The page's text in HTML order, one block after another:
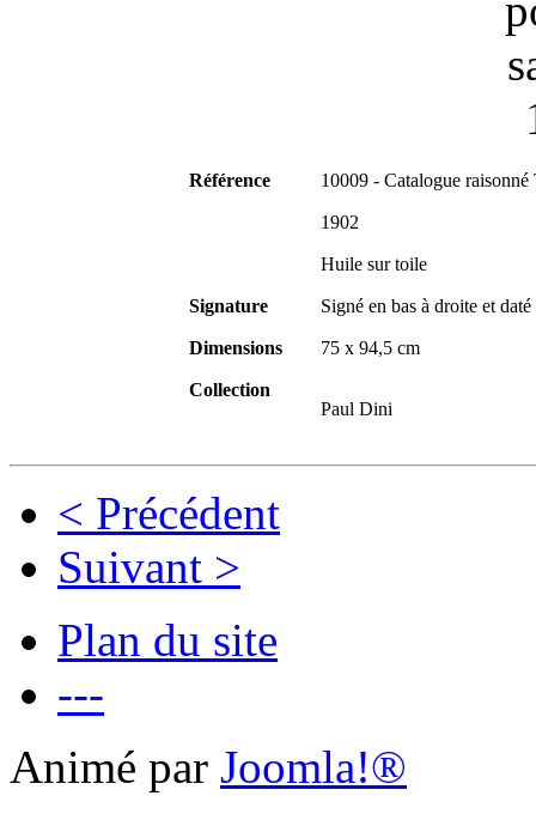
Référence 10009 - Catalogue raisonné
1902
Huile sur toile
Signature Signé en bas à droite et
Dimensions 75 x 94,5 cm
Collection
Paul Dini
< Précédent
Suivant >
Plan du site
---
Animé par Joomla!®